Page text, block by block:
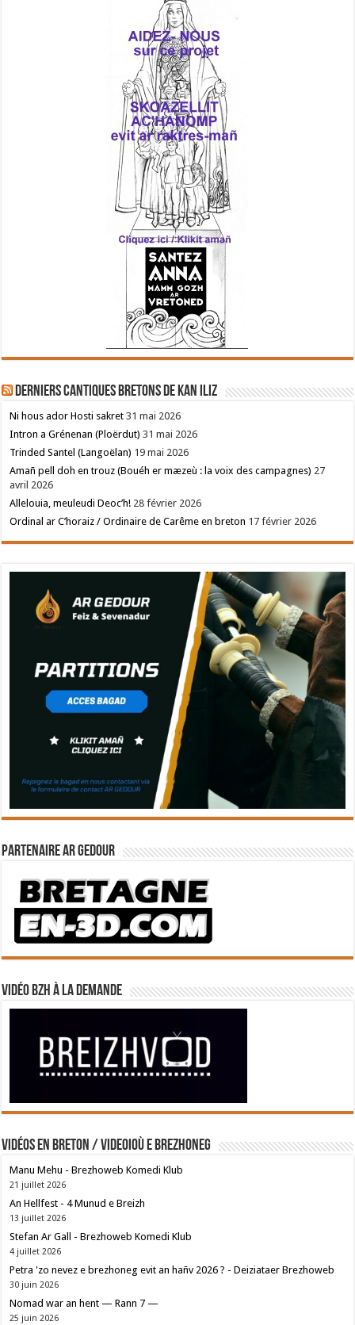
Derniers cantiques bretons de Kan Iliz
Ni hous ador Hosti sakret 31 mai 2026
Intron a Grénenan (Ploërdut) 31 mai 2026
Trinded Santel (Langoëlan) 19 mai 2026
Amañ pell doh en trouz (Bouéh er mæzeù : la voix des campagnes) 27
avril 2026
Allelouia, meuleudi Deoc’h! 28 février 2026
Ordinal ar C’horaiz / Ordinaire de Carême en breton 17 février 2026
Partenaire Ar Gedour
Vidéo BZH à la demande
Vidéos en breton / Videoioù e brezhoneg
Manu Mehu - Brezhoweb Komedi Klub
21 juillet 2026
An Hellfest - 4 Munud e Breizh
13 juillet 2026
Stefan Ar Gall - Brezhoweb Komedi Klub
4 juillet 2026
Petra 'zo nevez e brezhoneg evit an hañv 2026 ? - Deiziataer Brezhoweb
30 juin 2026
Nomad war an hent — Rann 7 —
25 juin 2026